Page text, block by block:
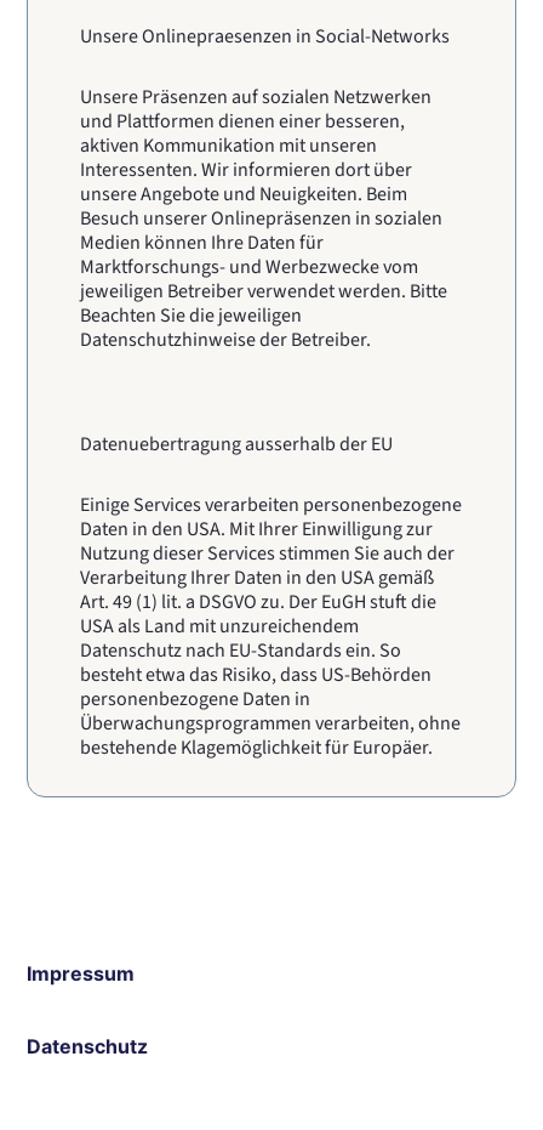
Unsere Onlinepraesenzen in Social-Networks
Unsere Präsenzen auf sozialen Netzwerken
und Plattformen dienen einer besseren,
aktiven Kommunikation mit unseren
Interessenten. Wir informieren dort über
unsere Angebote und Neuigkeiten. Beim
Besuch unserer Onlinepräsenzen in sozialen
Medien können Ihre Daten für
Marktforschungs- und Werbezwecke vom
jeweiligen Betreiber verwendet werden. Bitte
Beachten Sie die jeweiligen
Datenschutzhinweise der Betreiber.
Datenuebertragung ausserhalb der EU
Einige Services verarbeiten personenbezogene
Daten in den USA. Mit Ihrer Einwilligung zur
Nutzung dieser Services stimmen Sie auch der
Verarbeitung Ihrer Daten in den USA gemäß
Art. 49 (1) lit. a DSGVO zu. Der EuGH stuft die
USA als Land mit unzureichendem
Datenschutz nach EU-Standards ein. So
besteht etwa das Risiko, dass US-Behörden
personenbezogene Daten in
Überwachungsprogrammen verarbeiten, ohne
bestehende Klagemöglichkeit für Europäer.
Impressum
Datenschutz